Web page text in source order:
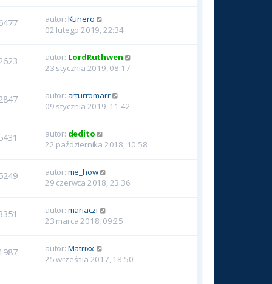
autor: Kunero
02 lutego 2019, 22:34
autor: LordRuthwen
23 stycznia 2019, 08:17
autor: arturromarr
09 stycznia 2019, 11:42
autor: dedito
22 października 2018, 10:58
autor: me_how
29 czerwca 2018, 23:36
autor: mariaczi
23 marca 2018, 09:25
autor: Matrixx
25 września 2017, 18:50